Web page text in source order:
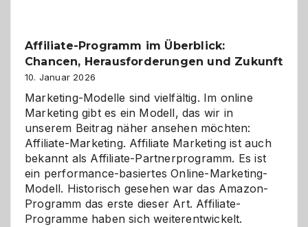
Affiliate-Programm im Überblick:
Chancen, Herausforderungen und Zukunft
10. Januar 2026
Marketing-Modelle sind vielfältig. Im online
Marketing gibt es ein Modell, das wir in
unserem Beitrag näher ansehen möchten:
Affiliate-Marketing. Affiliate Marketing ist auch
bekannt als Affiliate-Partnerprogramm. Es ist
ein performance-basiertes Online-Marketing-
Modell. Historisch gesehen war das Amazon-
Programm das erste dieser Art. Affiliate-
Programme haben sich weiterentwickelt.